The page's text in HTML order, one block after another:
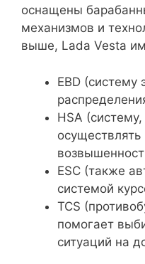
оснащены
механизмов и
выше, Lada Vesta
EBD (систему
HSA
ESC (также
системой
TCS
помогает
ситуаций на